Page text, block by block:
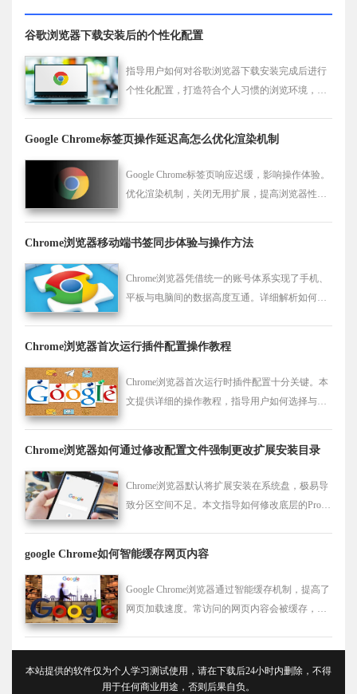
谷歌浏览器下载安装后的个性化配置
指导用户如何对谷歌浏览器下载安装完成后进行
个性化配置，打造符合个人习惯的浏览环境，提
Google Chrome标签页操作延迟高怎么优化渲染机制
Google Chrome标签页响应迟缓，影响操作体验。
优化渲染机制，关闭无用扩展，提高浏览器性能
Chrome浏览器移动端书签同步体验与操作方法
Chrome浏览器凭借统一的账号体系实现了手机、
平板与电脑间的数据高度互通。详细解析如何解
如影随形，打造真正闭环的高效数字化移动办公
Chrome浏览器首次运行插件配置操作教程
Chrome浏览器首次运行时插件配置十分关键。本
文提供详细的操作教程，指导用户如何选择与启
Chrome浏览器如何通过修改配置文件强制更改扩展安装目录
Chrome浏览器默认将扩展安装在系统盘，极易导
致分区空间不足。本文指导如何修改底层的Profil
google Chrome如何智能缓存网页内容
Google Chrome浏览器通过智能缓存机制，提高了
网页加载速度。常访问的网页内容会被缓存，减
本站提供的软件仅为个人学习测试使用，请在下载后24小时内删除，不得
用于任何商业用途，否则后果自负。